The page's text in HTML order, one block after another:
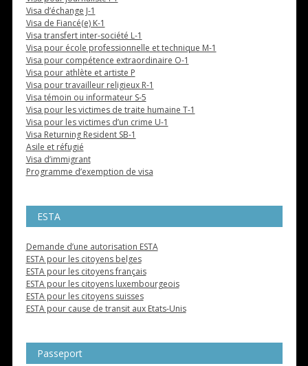
Visa d’échange J-1
Visa de Fiancé(e) K-1
Visa transfert inter-société L-1
Visa pour école professionnelle et technique M-1
Visa pour compétence extraordinaire O-1
Visa pour athlète et artiste P
Visa pour travailleur religieux R-1
Visa témoin ou informateur S-5
Visa pour les victimes de traite humaine T-1
Visa pour les victimes d’un crime U-1
Visa Returning Resident SB-1
Asile et réfugié
Visa d’immigrant
Programme d’exemption de visa
ESTA
Demande d’une autorisation ESTA
ESTA pour les citoyens belges
ESTA pour les citoyens français
ESTA pour les citoyens luxembourgeois
ESTA pour les citoyens suisses
ESTA pour cause de transit aux Etats-Unis
Passeport